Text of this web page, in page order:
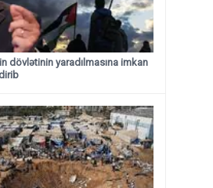
dövlətinin yaradılmasına imkan